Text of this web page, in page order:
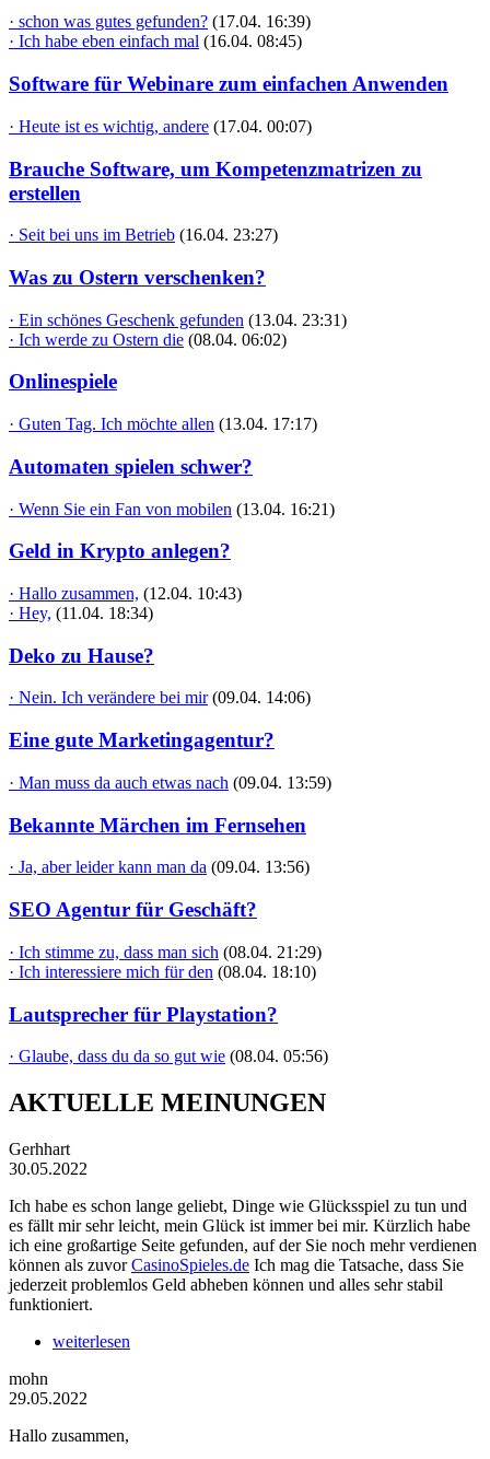
· schon was gutes gefunden? (17.04. 16:39)
· Ich habe eben einfach mal (16.04. 08:45)
Software für Webinare zum einfachen Anwenden
· Heute ist es wichtig, andere (17.04. 00:07)
Brauche Software, um Kompetenzmatrizen zu
erstellen
· Seit bei uns im Betrieb (16.04. 23:27)
Was zu Ostern verschenken?
· Ein schönes Geschenk gefunden (13.04. 23:31)
· Ich werde zu Ostern die (08.04. 06:02)
Onlinespiele
· Guten Tag. Ich möchte allen (13.04. 17:17)
Automaten spielen schwer?
· Wenn Sie ein Fan von mobilen (13.04. 16:21)
Geld in Krypto anlegen?
· Hallo zusammen, (12.04. 10:43)
· Hey, (11.04. 18:34)
Deko zu Hause?
· Nein. Ich verändere bei mir (09.04. 14:06)
Eine gute Marketingagentur?
· Man muss da auch etwas nach (09.04. 13:59)
Bekannte Märchen im Fernsehen
· Ja, aber leider kann man da (09.04. 13:56)
SEO Agentur für Geschäft?
· Ich stimme zu, dass man sich (08.04. 21:29)
· Ich interessiere mich für den (08.04. 18:10)
Lautsprecher für Playstation?
· Glaube, dass du da so gut wie (08.04. 05:56)
AKTUELLE MEINUNGEN
Gerhhart
30.05.2022
Ich habe es schon lange geliebt, Dinge wie Glücksspiel zu tun und
es fällt mir sehr leicht, mein Glück ist immer bei mir. Kürzlich habe
ich eine großartige Seite gefunden, auf der Sie noch mehr verdienen
können als zuvorCasinoSpieles.de Ich mag die Tatsache, dass Sie
jederzeit problemlos Geld abheben können und alles sehr stabil
funktioniert.
weiterlesen
mohn
29.05.2022
Hallo zusammen,